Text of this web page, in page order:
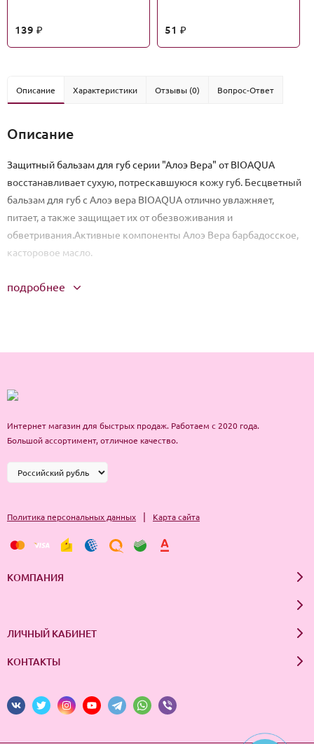
139 ₽ 51 ₽
Описание Характеристики Отзывы (0) Вопрос-Ответ
Описание
Защитный бальзам для губ серии "Алоэ Вера" от BIOAQUA
восстанавливает сухую, потрескавшуюся кожу губ. Бесцветный
бальзам для губ с Алоэ вера BIOAQUA отлично увлажняет,
питает, а также защищает их от обезвоживания и
обветривания.Активные компоненты Алоэ Вера барбадосское,
касторовое масло.
подробнее
Интернет магазин для быстрых продаж. Работаем с 2020 года.
Большой ассортимент, отличное качество.
Политика персональных данных | Карта сайта
КОМПАНИЯ
ЛИЧНЫЙ КАБИНЕТ
КОНТАКТЫ